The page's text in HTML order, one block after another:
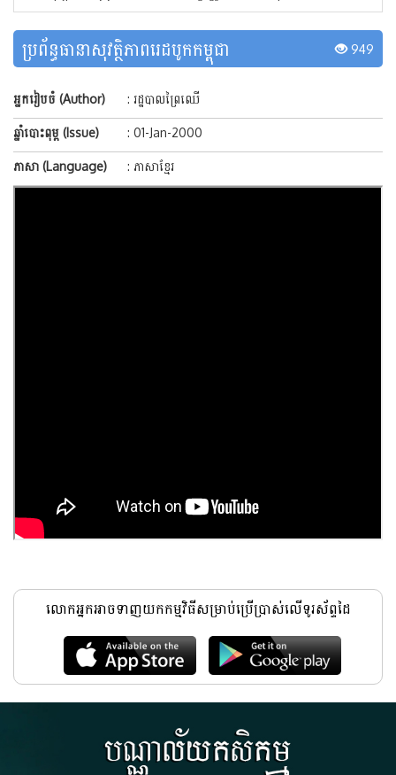
ប្រព័ន្ធធានាសុវត្ថិភាពរេដបូកកម្ពុជា 949
អ្នករៀបចំ (Author) : រដ្ឋបាលព្រៃឈើ
ឆ្នាំបោះពុម្ព (Issue) : 01-Jan-2000
ភាសា (Language) : ភាសាខ្មែរ
លោកអ្នកអាចទាញយកកម្មវិធីសម្រាប់ប្រើប្រាស់លើទូរស័ព្ទដៃ